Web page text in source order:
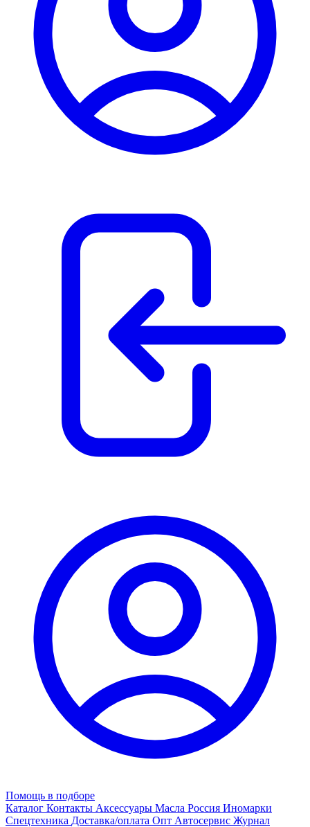
Помощь в подборе
Каталог Контакты Аксессуары Масла Россия Иномарки
Спецтехника Доставка/оплата Опт Автосервис Журнал